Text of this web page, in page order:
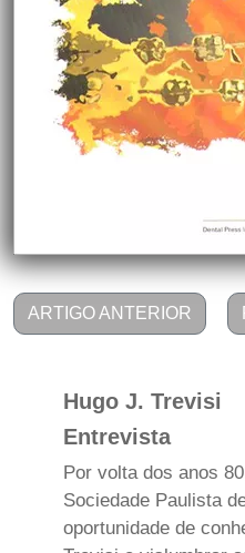
ARTIGO ANTERIOR
Hugo J. Trevisi
Entrevista
Por volta dos anos
Sociedade Paulista
oportunidade de